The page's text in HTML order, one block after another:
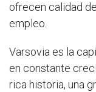
ofrecen calidad
empleo.
Varsovia es la
en constante
rica historia, una